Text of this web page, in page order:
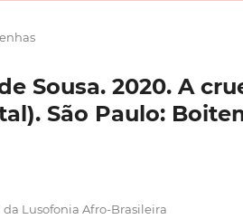
Sousa. 2020. A
São Paulo:
Lusofonia Afro-Brasileira